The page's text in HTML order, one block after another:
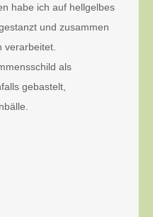
habe ich auf hellgelbes
und zusammen
verarbeitet.
als
gebastelt,